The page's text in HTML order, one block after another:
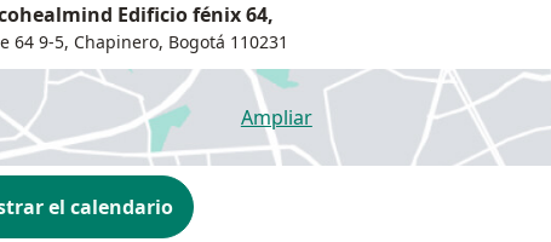
Edificio fénix 64,
64 9-5, Chapinero, Bogotá 110231
Ampliarse abre en una nueva pestaña
el calendario